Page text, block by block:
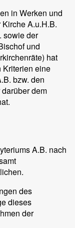
in Werken und
A.u.H.B.
sowie der
und
hat
Kriterien eine
bzw. den
dem
A.B. nach
des
dieses
der